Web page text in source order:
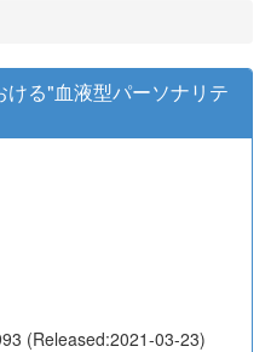
ける"血液型パーソナリテ
(Released:2021-03-23)